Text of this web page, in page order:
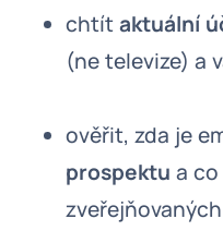
chtítaktuální
(ne televize) a
ověřit, zda je
prospektu a